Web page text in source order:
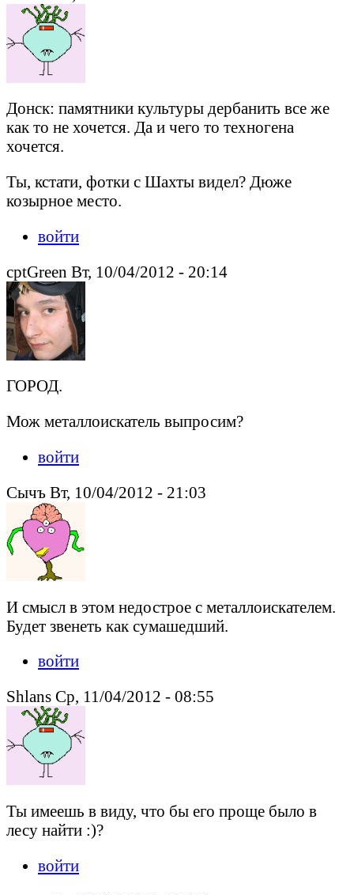
Донск: памятники культуры дербанить все же
как то не хочется. Да и чего то техногена
хочется.
Ты, кстати, фотки с Шахты видел? Дюже
козырное место.
войти
cptGreen Вт, 10/04/2012 - 20:14
ГОРОД.
Мож металлоискатель выпросим?
войти
Сычъ Вт, 10/04/2012 - 21:03
И смысл в этом недострое с металлоискателем.
Будет звенеть как сумашедший.
войти
Shlans Ср, 11/04/2012 - 08:55
Ты имеешь в виду, что бы его проще было в
лесу найти :)?
войти